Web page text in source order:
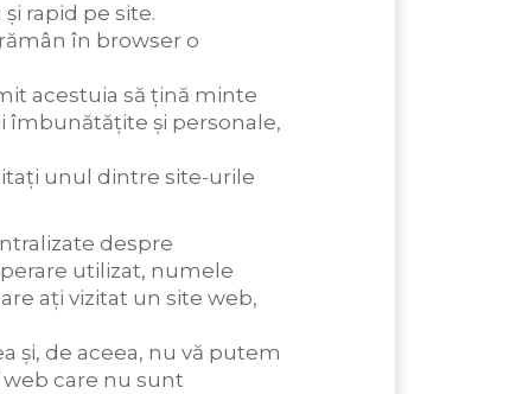
rapid pe site.
în browser o
acestuia să țină minte
îmbunătățite și personale,
unul dintre site-urile
despre
utilizat, numele
ați vizitat un site web,
și, de aceea, nu vă putem
care nu sunt